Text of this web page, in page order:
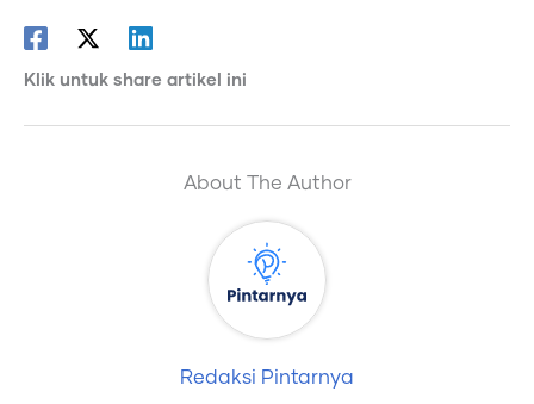
Klik untuk share artikel ini
About The Author
Redaksi Pintarnya